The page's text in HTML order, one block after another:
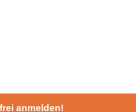
anmelden!